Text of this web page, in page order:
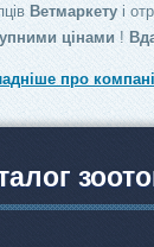
Ветмаркетуі
цінами !
про